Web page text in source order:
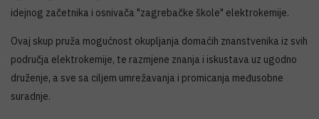
idejnog začetnika i osnivača "zagrebačke škole" elektrokemije.
Ovaj skup pruža mogućnost okupljanja domaćih znanstvenika iz svih
područja elektrokemije, te razmjene znanja i iskustava uz ugodno
druženje, a sve sa ciljem umrežavanja i promicanja međusobne
suradnje.